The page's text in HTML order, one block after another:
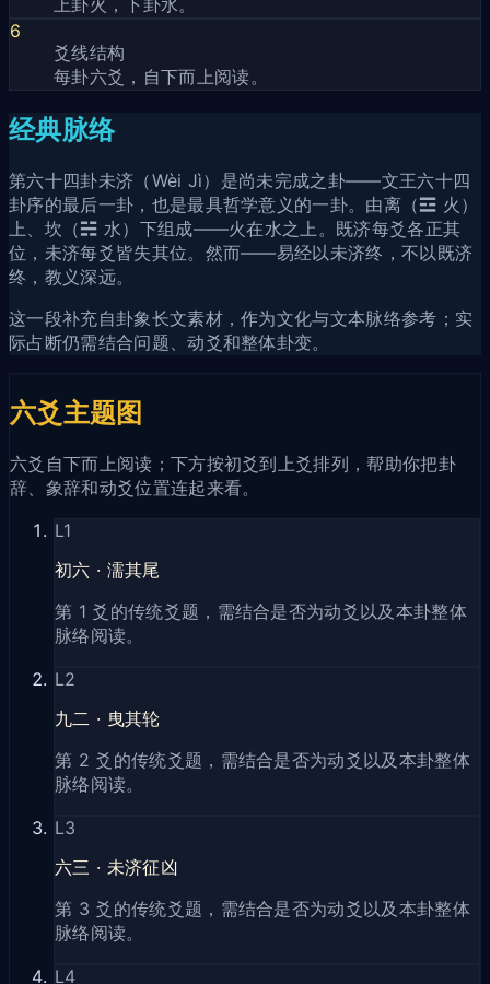
上卦火，下卦水。
6
爻线结构
每卦六爻，自下而上阅读。
经典脉络
第六十四卦未济（Wèi Jì）是尚未完成之卦——文王六十四
卦序的最后一卦，也是最具哲学意义的一卦。由离（☲ 火）
上、坎（☵ 水）下组成——火在水之上。既济每爻各正其
位，未济每爻皆失其位。然而——易经以未济终，不以既济
终，教义深远。
这一段补充自卦象长文素材，作为文化与文本脉络参考；实
际占断仍需结合问题、动爻和整体卦变。
六爻主题图
六爻自下而上阅读；下方按初爻到上爻排列，帮助你把卦
辞、象辞和动爻位置连起来看。
L1
初六 · 濡其尾
第 1 爻的传统爻题，需结合是否为动爻以及本卦整体
脉络阅读。
L2
九二 · 曳其轮
第 2 爻的传统爻题，需结合是否为动爻以及本卦整体
脉络阅读。
L3
六三 · 未济征凶
第 3 爻的传统爻题，需结合是否为动爻以及本卦整体
脉络阅读。
L4